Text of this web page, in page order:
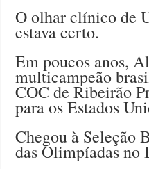
O olhar clínico de
estava certo.
Em poucos anos,
multicampeão
COC de Ribeirão
para os Estados
Chegou à Seleção
das Olimpíadas no